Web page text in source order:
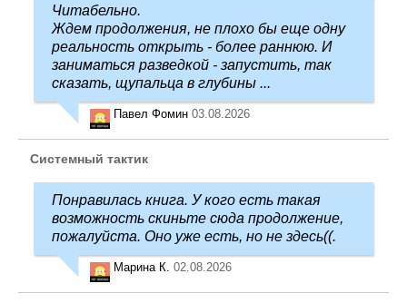
Читабельно.
Ждем продолжения, не плохо бы еще одну
реальность открыть - более раннюю. И
заниматься разведкой - запустить, так
сказать, щупальца в глубины ...
Павел Фомин 03.08.2026
Системный тактик
Понравилась книга. У кого есть такая
возможность скиньте сюда продолжение,
пожалуйста. Оно уже есть, но не здесь((.
Марина К. 02.08.2026